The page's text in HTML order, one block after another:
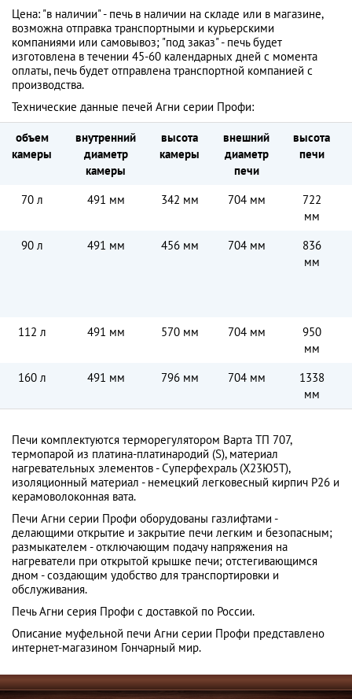
Цена: "в наличии" - печь в наличии на складе или в магазине,
возможна отправка транспортными и курьерскими
компаниями или самовывоз; "под заказ" - печь будет
изготовлена в течении 45-60 календарных дней с момента
оплаты, печь будет отправлена транспортной компанией с
производства.
Технические данные печей Агни серии Профи:
объем
камеры
внутренний
диаметр
камеры
высота
камеры
внешний
диаметр
печи
высота
печи
70 л 491 мм 342 мм 704 мм
722
мм
90 л
491 мм 456 мм 704 мм
836
мм
112 л 491 мм 570 мм 704 мм
950
мм
160 л
491 мм 796 мм 704 мм
1338
мм
Печи комплектуются терморегулятором Варта ТП 707,
термопарой из платина-платинародий (S), материал
нагревательных элементов - Суперфехраль (Х23Ю5Т),
изоляционный материал - немецкий легковесный кирпич Р26 и
керамоволоконная вата.
Печи Агни серии Профи оборудованы газлифтами -
делающими открытие и закрытие печи легким и безопасным;
размыкателем - отключающим подачу напряжения на
нагреватели при открытой крышке печи; отстегивающимся
дном - создающим удобство для транспортировки и
обслуживания.
Печь Агни серия Профи с доставкой по России.
Описание муфельной печи Агни серии Профи представлено
интернет-магазином Гончарный мир.